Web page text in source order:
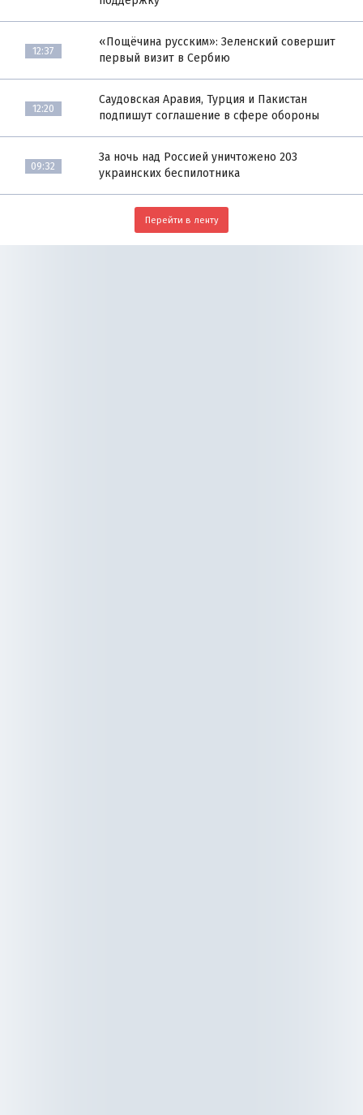
12:37
«Пощёчина русским»: Зеленский совершит
первый визит в Сербию
12:20
Саудовская Аравия, Турция и Пакистан
подпишут соглашение в сфере обороны
09:32
За ночь над Россией уничтожено 203
украинских беспилотника
Перейти в ленту